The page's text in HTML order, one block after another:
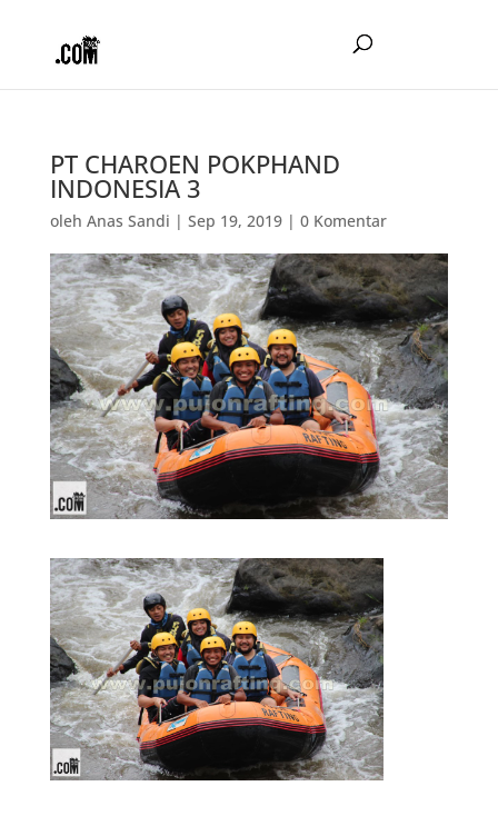
PT CHAROEN POKPHAND
INDONESIA 3
oleh Anas Sandi | Sep 19, 2019| 0 Komentar